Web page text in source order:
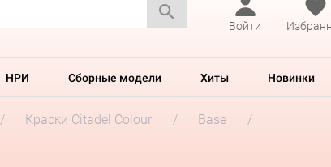
Войти
НРИ Сборные модели Хиты Новинки
Краски Citadel Colour
Base